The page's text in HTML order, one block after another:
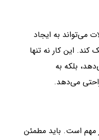
می‌تواند به ایجاد
این کار نه تنها
بلکه به
می‌دهد.
مهم است. باید مطمئن